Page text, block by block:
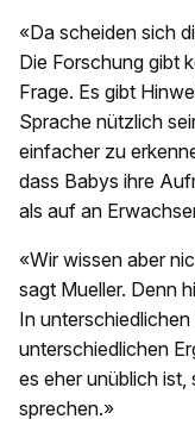
«Da scheiden sich
Die Forschung gibt
Frage. Es gibt
Sprache nützlich
einfacher zu
dass Babys ihre
als auf an
«Wir wissen aber
sagt Mueller. Denn
In
unterschiedlichen
es eher unüblich
sprechen.»